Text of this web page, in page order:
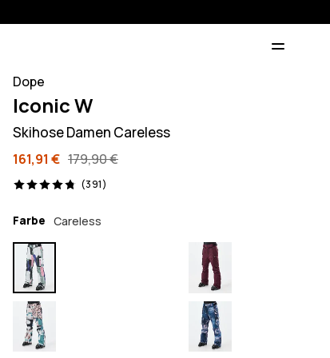
Dope
Iconic W
Skihose Damen Careless
161,91 € 179,90 €
(391)
391 Reviews, 4.8/5
Farbe Careless